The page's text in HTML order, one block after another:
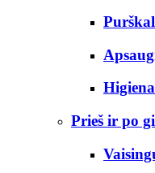
Prieš ir po